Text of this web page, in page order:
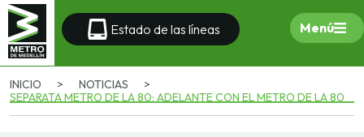
Estado de las líneas Menú
INICIO > NOTICIAS
>
SEPARATA METRO DE LA 80: ADELANTE CON EL METRO DE LA 80